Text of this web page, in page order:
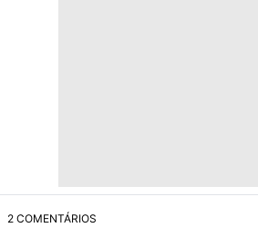
2 COMENTÁRIOS